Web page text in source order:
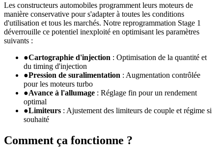
Les constructeurs automobiles programment leurs moteurs de
manière conservative pour s'adapter à toutes les conditions
d'utilisation et tous les marchés. Notre reprogrammation Stage 1
déverrouille ce potentiel inexploité en optimisant les paramètres
suivants :
●Cartographie d'injection : Optimisation de la quantité et
du timing d'injection
●Pression de suralimentation : Augmentation contrôlée
pour les moteurs turbo
●Avance à l'allumage : Réglage fin pour un rendement
optimal
●Limiteurs : Ajustement des limiteurs de couple et régime si
souhaité
Comment ça fonctionne ?